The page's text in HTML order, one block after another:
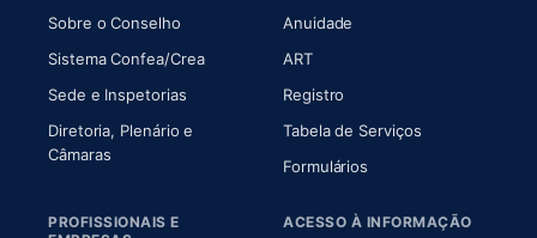
Sobre o Conselho(abre em nova aba)
Sistema Confea/Crea(abre em nova aba)
Sede e Inspetorias
Diretoria, Plenário e
Câmaras(abre em nova aba)
Anuidade
ART(abre em nova aba)
Registro
Tabela de Serviços
Formulários
PROFISSIONAIS E
ACESSO À INFORMAÇÃO